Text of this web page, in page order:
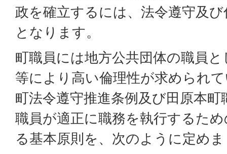
政を確立するには、法令遵守及
となります。
町職員には地方公共団体の職員
等により高い倫理性が求められ
町法令遵守推進条例及び田原本
職員が適正に職務を執行するた
る基本原則を、次のように定め